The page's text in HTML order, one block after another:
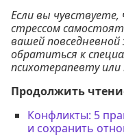
Если вы
стрессом
вашей
обратиться к
психотерапевту или
Продолжить
Конфликты: 5
и сохранить